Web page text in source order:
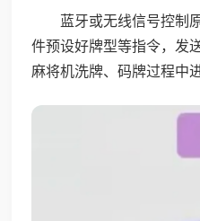
蓝牙或无线信号控制
件预设好牌型等指令，发
麻将机洗牌、码牌过程中